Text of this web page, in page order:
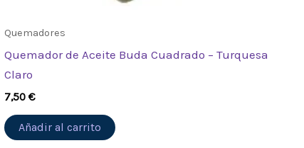
Quemadores
Quemador de Aceite Buda Cuadrado – Turquesa
Claro
7,50€
Añadir al carrito